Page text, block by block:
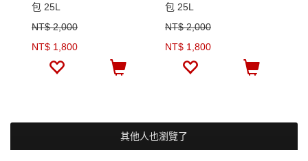
包 25L
NT$ 2,000
NT$ 1,800
包 25L
NT$ 2,000
NT$ 1,800
其他人也瀏覽了